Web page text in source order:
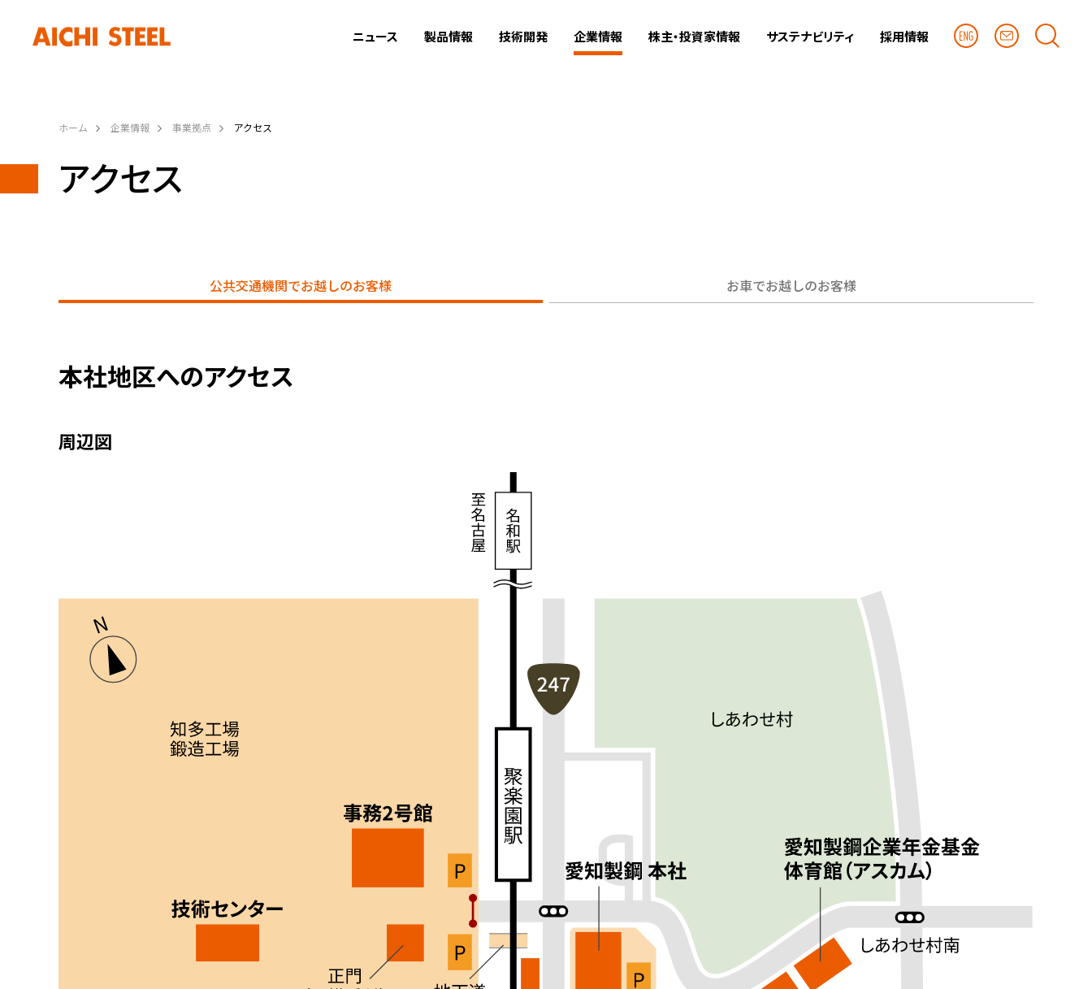
ニュース 製品情報 技術開発 企業情報 株主・投資家情報 サステナビリティ 採用情報
ホーム 企業情報 事業拠点 アクセス
アクセス
公共交通機関でお越しのお客様 お車でお越しのお客様
本社地区へのアクセス
周辺図